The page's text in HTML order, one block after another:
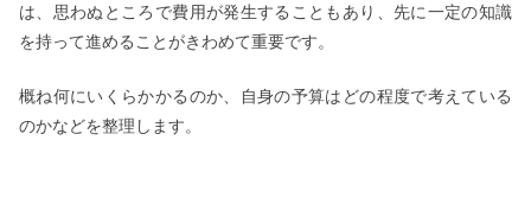
は、思わぬところで費用が発生することもあり、先に一定の知識
を持って進めることがきわめて重要です。
概ね何にいくらかかるのか、自身の予算はどの程度で考えている
のかなどを整理します。